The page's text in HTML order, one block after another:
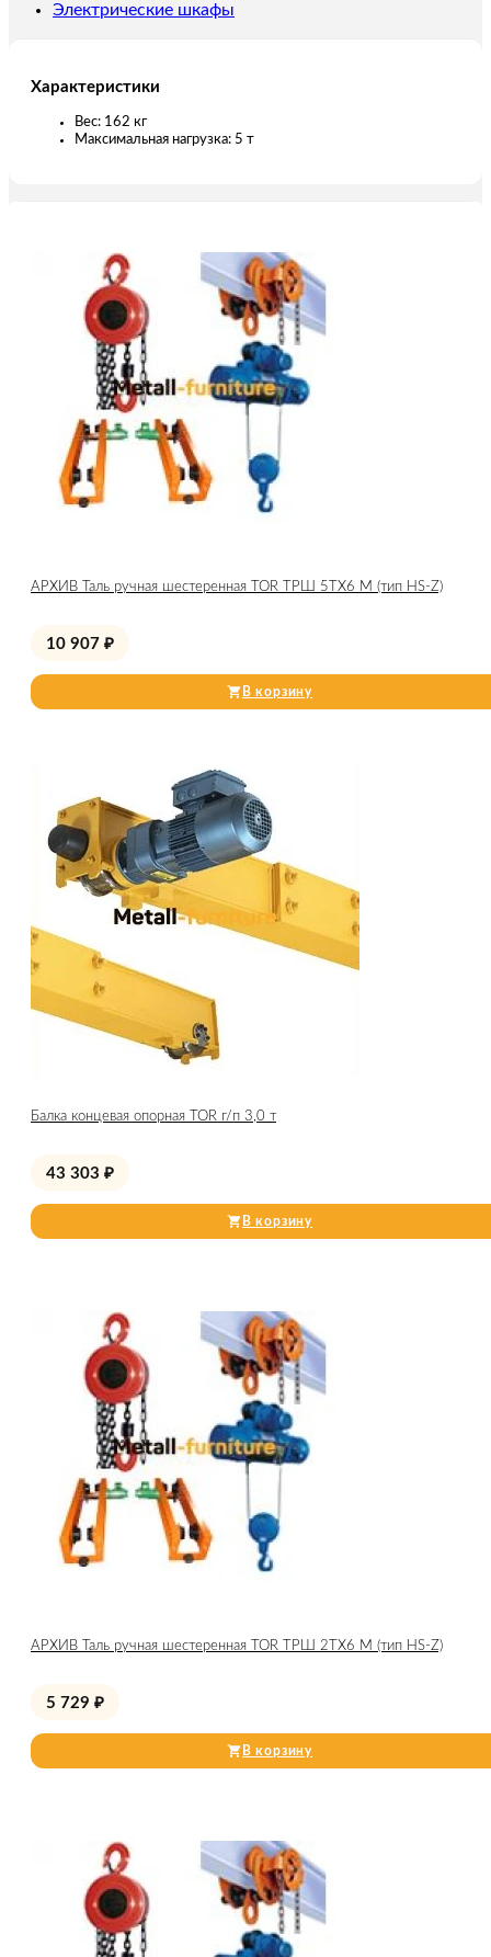
Электрические шкафы
Характеристики
Вес: 162 кг
Максимальная нагрузка: 5 т
АРХИВ Таль ручная шестеренная TOR ТРШ 5ТХ6 М (тип HS-Z)
10 907 ₽
В корзину
Балка концевая опорная TOR г/п 3,0 т
43 303 ₽
В корзину
АРХИВ Таль ручная шестеренная TOR ТРШ 2ТХ6 М (тип HS-Z)
5 729 ₽
В корзину